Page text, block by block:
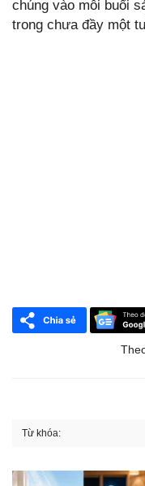
chúng vào mỗi buổi
trong chưa đầy một
Từ khóa: